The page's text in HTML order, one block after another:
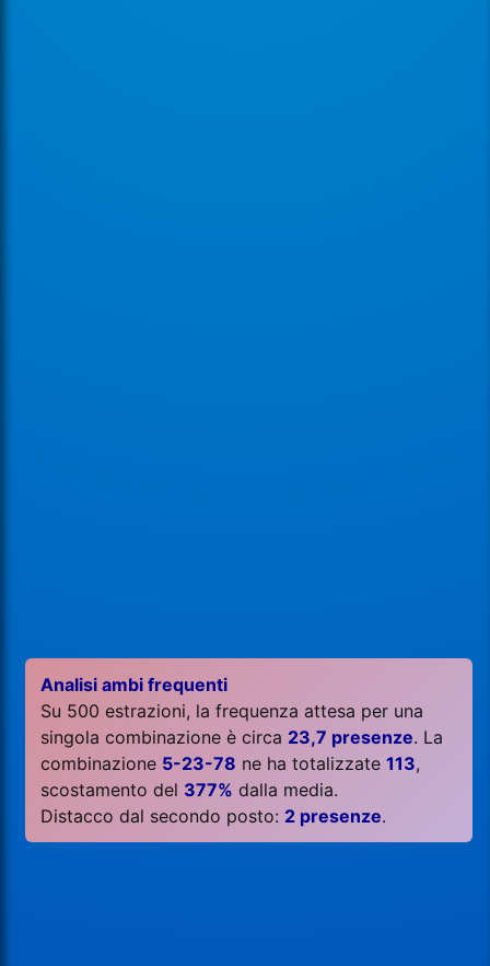
Analisi ambi frequenti
Su 500 estrazioni, la frequenza attesa per una
singola combinazione è circa 23,7 presenze. La
combinazione 5-23-78 ne ha totalizzate113,
scostamento del 377% dalla media.
Distacco dal secondo posto: 2 presenze.